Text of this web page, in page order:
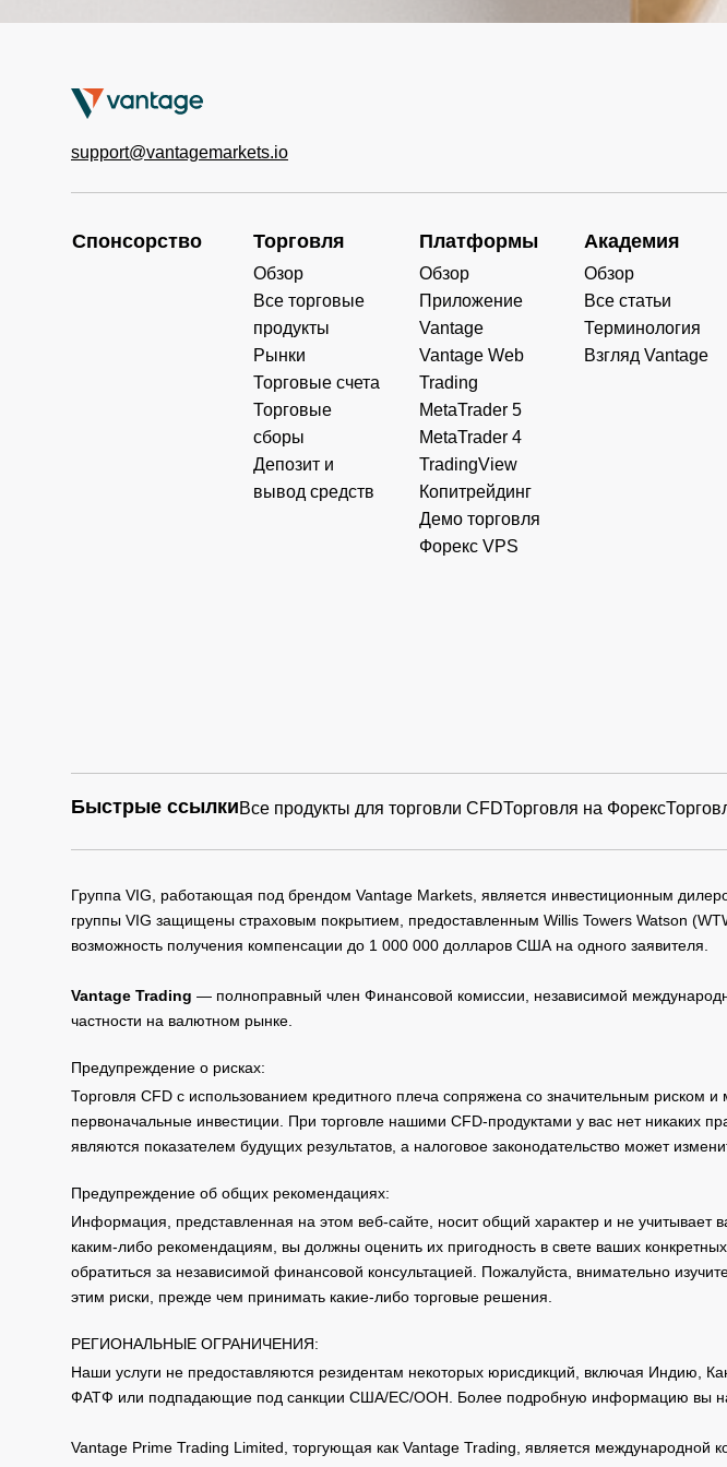
support@vantagemarkets.io
Спонсорство Торговля
Обзор
Все торговые
продукты
Рынки
Торговые счета
Торговые
сборы
Депозит и
вывод средств
Платформы
Обзор
Приложение
Vantage
Vantage Web
Trading
MetaTrader 5
MetaTrader 4
TradingView
Копитрейдинг
Демо торговля
Форекс VPS
Академия
Обзор
Все статьи
Терминология
Взгляд Vantage
Быстрые ссылкиВсе продукты для торговли CFDТорговля на Форекс
Группа VIG, работающая под брендом Vantage Markets, является инвестиционным
группы VIG защищены страховым покрытием, предоставленным Willis Towers Watson
возможность получения компенсации до 1 000 000 долларов США на одного заявителя.
Vantage Trading — полноправный член Финансовой комиссии, независимой
частности на валютном рынке.
Предупреждение о рисках:
Торговля CFD с использованием кредитного плеча сопряжена со значительным
первоначальные инвестиции. При торговле нашими CFD-продуктами у вас нет никаких
являются показателем будущих результатов, а налоговое законодательство может
Предупреждение об общих рекомендациях:
Информация, представленная на этом веб-сайте, носит общий характер и не
каким-либо рекомендациям, вы должны оценить их пригодность в свете ваших
обратиться за независимой финансовой консультацией. Пожалуйста, внимательно
этим риски, прежде чем принимать какие-либо торговые решения.
РЕГИОНАЛЬНЫЕ ОГРАНИЧЕНИЯ:
Наши услуги не предоставляются резидентам некоторых юрисдикций, включая Индию,
ФАТФ или подпадающие под санкции США/ЕС/ООН. Более подробную информацию вы
Vantage Prime Trading Limited, торгующая как Vantage Trading, является